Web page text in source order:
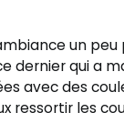
un
dernier qui a
avec des
ressortir les